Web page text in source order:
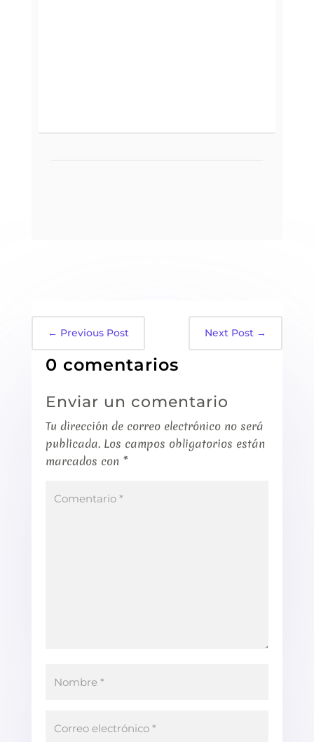
← Previous Post Next Post →
0 comentarios
Enviar un comentario
Tu dirección de correo electrónico no será
publicada. Los campos obligatorios están
marcados con *